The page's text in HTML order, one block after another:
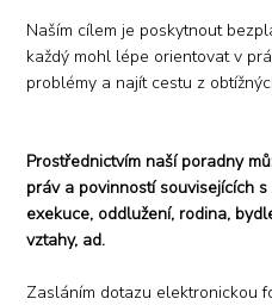
Naším cílem je poskytnout
každý mohl lépe orientovat v
problémy a najít cestu z
Prostřednictvím naší poradny
práv a povinností souvisejících
exekuce, oddlužení, rodina,
vztahy, ad.
Zasláním dotazu elektronickou